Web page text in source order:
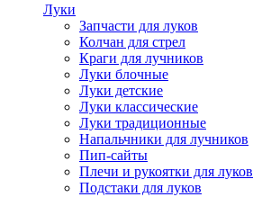
Луки
Запчасти для луков
Колчан для стрел
Краги для лучников
Луки блочные
Луки детские
Луки классические
Луки традиционные
Напальчники для лучников
Пип-сайты
Плечи и рукоятки для луков
Подстаки для луков